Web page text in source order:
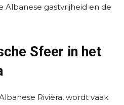
Albanese gastvrijheid en de
Sfeer in het
Rivièra, wordt vaak